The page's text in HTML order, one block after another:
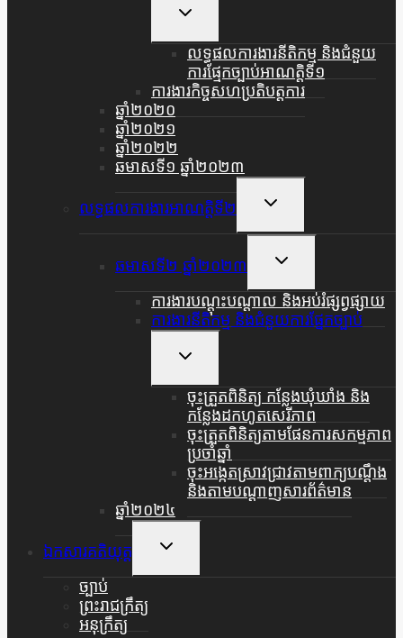
Toggle
Menu
លទ្ធផលការងារនីតិកម្ម និងជំនួយ
ការផ្មែកច្បាប់អាណត្តិទី១
ការងារកិច្ចសហប្រតិបត្តការ
ឆ្នាំ២០២០
ឆ្នាំ២០២១
ឆ្នាំ២០២២
ឆមាសទី១ ឆ្នាំ២០២៣
លទ្ធផលការងារអាណត្តិទី២
Toggle
Menu
ឆមាសទី២ ឆ្នាំ២០២៣
Toggle
Menu
ការងារបណ្តុះបណ្តាល និងអប់រំផ្សព្វផ្សាយ
ការងារនីតិកម្ម និងជំនួយការផ្នែកច្បាប់
Toggle
Menu
ចុះត្រួតពិនិត្យ កន្លែងឃុំឃាំង និង
កន្លែងដកហូតសេរីភាព
ចុះត្រួតពិនិត្យតាមផែនការសកម្មភាព
ប្រចាំឆ្នាំ
ចុះអង្កេតស្រាវជ្រាវតាមពាក្យបណ្តឹង
និងតាមបណ្តាញសារព័ត៌មាន
ឆ្នាំ២០២៤
ឯកសារគតិយុត្ត
Toggle
Menu
ច្បាប់
ព្រះរាជក្រឹត្យ
អនុក្រឹត្យ